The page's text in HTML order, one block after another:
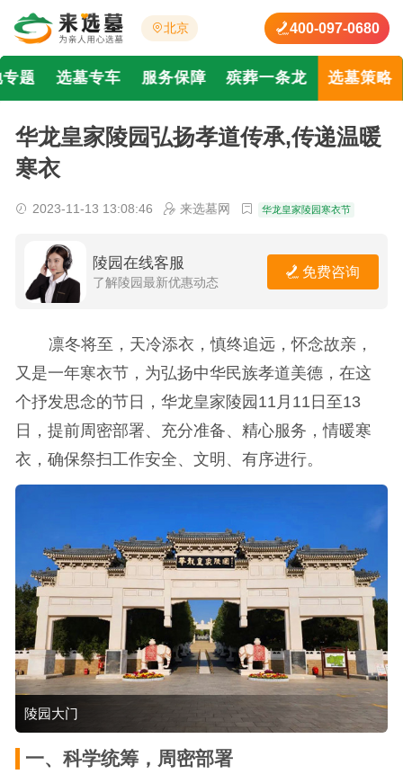
北京 400-097-0680
题 选墓专车 服务保障 殡葬一条龙 选墓策略
华龙皇家陵园弘扬孝道传承,传递温暖
寒衣
2023-11-13 13:08:46 来选墓网 华龙皇家陵园寒衣节
陵园在线客服
了解陵园最新优惠动态
免费咨询
凛冬将至，天冷添衣，慎终追远，怀念故亲，
又是一年寒衣节，为弘扬中华民族孝道美德，在这
个抒发思念的节日，华龙皇家陵园11月11日至13
日，提前周密部署、充分准备、精心服务，情暖寒
衣，确保祭扫工作安全、文明、有序进行。
陵园大门
一、科学统筹，周密部署